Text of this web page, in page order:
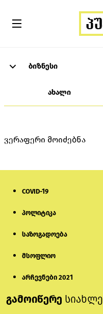
ბიზნესი
ახალი
ვერაფერი მოიძებნა
COVID-19
პოლიტიკა
საზოგადოება
მსოფლიო
არჩევნები 2021
გამოიწერე სიახლე